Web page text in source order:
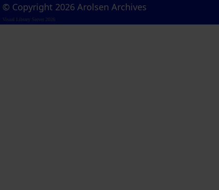
© Copyright 2026 Arolsen Archives
Visual Library Server 2026